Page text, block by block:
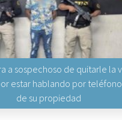
a sospechoso de quitarle la
estar hablando por
de su propiedad